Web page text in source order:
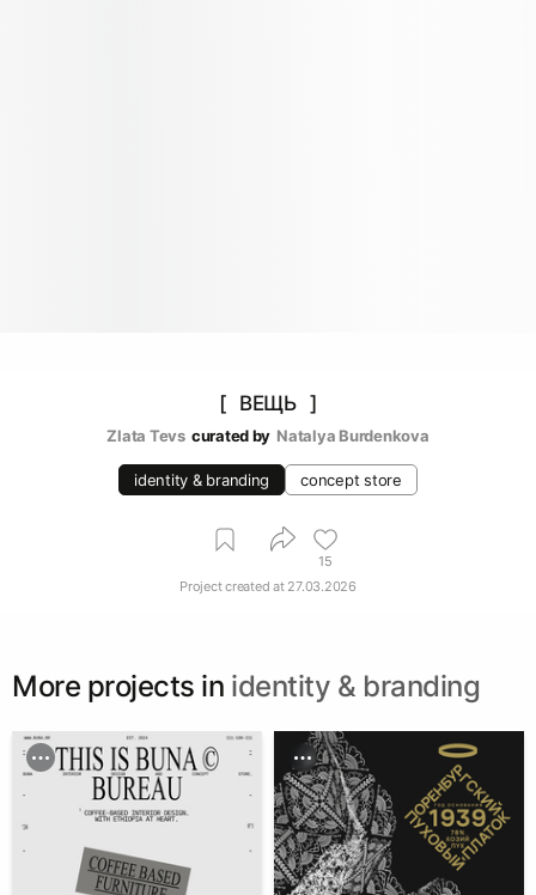
[⠀ВЕЩЬ⠀]
Zlata Tevs curated by Natalya Burdenkova
identity & branding concept store
15
Project created at 27.03.2026
More projects in identity & branding